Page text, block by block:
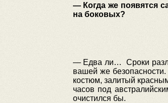
— Когда же появятся
на боковых?
— Едва ли… Сроки
вашей же безопасности.
костюм, залитый
часов под
очистился бы.